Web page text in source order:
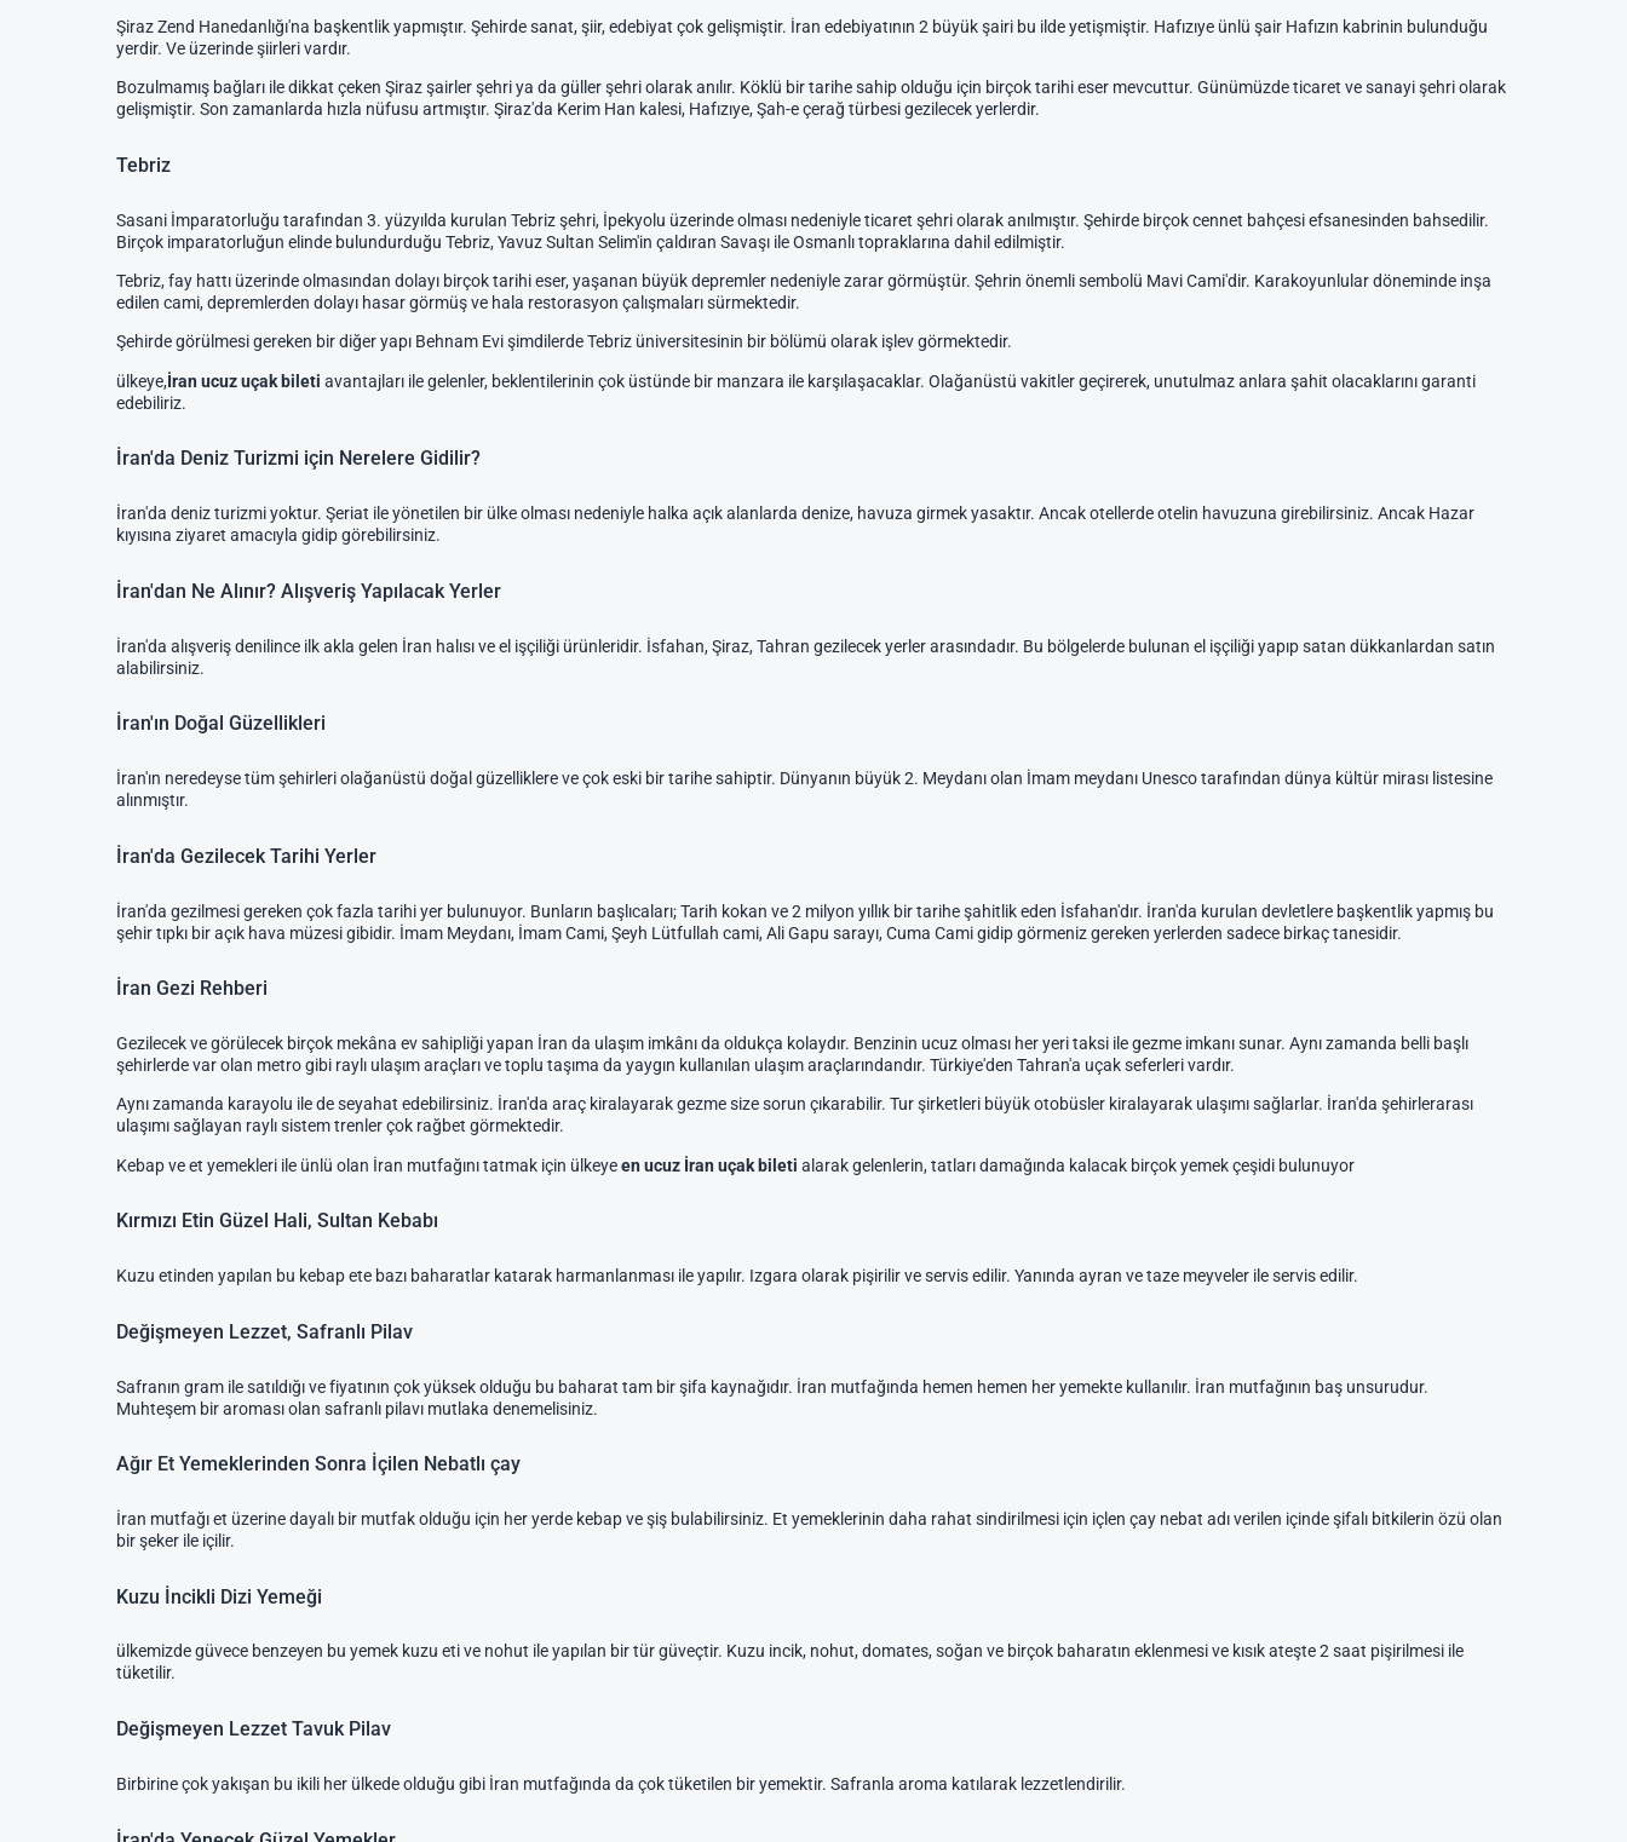
Şiraz Zend Hanedanlığı'na başkentlik yapmıştır. Şehirde sanat, şiir, edebiyat çok gelişmiştir. İran edebiyatının 2 büyük şairi bu ilde yetişmiştir. Hafızıye ünlü şair Hafızın kabrinin bulunduğu
yerdir. Ve üzerinde şiirleri vardır.
Bozulmamış bağları ile dikkat çeken Şiraz şairler şehri ya da güller şehri olarak anılır. Köklü bir tarihe sahip olduğu için birçok tarihi eser mevcuttur. Günümüzde ticaret ve sanayi şehri olarak
gelişmiştir. Son zamanlarda hızla nüfusu artmıştır. Şiraz'da Kerim Han kalesi, Hafızıye, Şah-e çerağ türbesi gezilecek yerlerdir.
Tebriz
Sasani İmparatorluğu tarafından 3. yüzyılda kurulan Tebriz şehri, İpekyolu üzerinde olması nedeniyle ticaret şehri olarak anılmıştır. Şehirde birçok cennet bahçesi efsanesinden bahsedilir.
Birçok imparatorluğun elinde bulundurduğu Tebriz, Yavuz Sultan Selim'in çaldıran Savaşı ile Osmanlı topraklarına dahil edilmiştir.
Tebriz, fay hattı üzerinde olmasından dolayı birçok tarihi eser, yaşanan büyük depremler nedeniyle zarar görmüştür. Şehrin önemli sembolü Mavi Cami'dir. Karakoyunlular döneminde inşa
edilen cami, depremlerden dolayı hasar görmüş ve hala restorasyon çalışmaları sürmektedir.
Şehirde görülmesi gereken bir diğer yapı Behnam Evi şimdilerde Tebriz üniversitesinin bir bölümü olarak işlev görmektedir.
ülkeye,İran ucuz uçak bileti avantajları ile gelenler, beklentilerinin çok üstünde bir manzara ile karşılaşacaklar. Olağanüstü vakitler geçirerek, unutulmaz anlara şahit olacaklarını garanti
edebiliriz.
İran'da Deniz Turizmi için Nerelere Gidilir?
İran'da deniz turizmi yoktur. Şeriat ile yönetilen bir ülke olması nedeniyle halka açık alanlarda denize, havuza girmek yasaktır. Ancak otellerde otelin havuzuna girebilirsiniz. Ancak Hazar
kıyısına ziyaret amacıyla gidip görebilirsiniz.
İran'dan Ne Alınır? Alışveriş Yapılacak Yerler
İran'da alışveriş denilince ilk akla gelen İran halısı ve el işçiliği ürünleridir. İsfahan, Şiraz, Tahran gezilecek yerler arasındadır. Bu bölgelerde bulunan el işçiliği yapıp satan dükkanlardan satın
alabilirsiniz.
İran'ın Doğal Güzellikleri
İran'ın neredeyse tüm şehirleri olağanüstü doğal güzelliklere ve çok eski bir tarihe sahiptir. Dünyanın büyük 2. Meydanı olan İmam meydanı Unesco tarafından dünya kültür mirası listesine
alınmıştır.
İran'da Gezilecek Tarihi Yerler
İran'da gezilmesi gereken çok fazla tarihi yer bulunuyor. Bunların başlıcaları; Tarih kokan ve 2 milyon yıllık bir tarihe şahitlik eden İsfahan'dır. İran'da kurulan devletlere başkentlik yapmış bu
şehir tıpkı bir açık hava müzesi gibidir. İmam Meydanı, İmam Cami, Şeyh Lütfullah cami, Ali Gapu sarayı, Cuma Cami gidip görmeniz gereken yerlerden sadece birkaç tanesidir.
İran Gezi Rehberi
Gezilecek ve görülecek birçok mekâna ev sahipliği yapan İran da ulaşım imkânı da oldukça kolaydır. Benzinin ucuz olması her yeri taksi ile gezme imkanı sunar. Aynı zamanda belli başlı
şehirlerde var olan metro gibi raylı ulaşım araçları ve toplu taşıma da yaygın kullanılan ulaşım araçlarındandır. Türkiye'den Tahran'a uçak seferleri vardır.
Aynı zamanda karayolu ile de seyahat edebilirsiniz. İran'da araç kiralayarak gezme size sorun çıkarabilir. Tur şirketleri büyük otobüsler kiralayarak ulaşımı sağlarlar. İran'da şehirlerarası
ulaşımı sağlayan raylı sistem trenler çok rağbet görmektedir.
Kebap ve et yemekleri ile ünlü olan İran mutfağını tatmak için ülkeyeen ucuz İran uçak bileti alarak gelenlerin, tatları damağında kalacak birçok yemek çeşidi bulunuyor
Kırmızı Etin Güzel Hali, Sultan Kebabı
Kuzu etinden yapılan bu kebap ete bazı baharatlar katarak harmanlanması ile yapılır. Izgara olarak pişirilir ve servis edilir. Yanında ayran ve taze meyveler ile servis edilir.
Değişmeyen Lezzet, Safranlı Pilav
Safranın gram ile satıldığı ve fiyatının çok yüksek olduğu bu baharat tam bir şifa kaynağıdır. İran mutfağında hemen hemen her yemekte kullanılır. İran mutfağının baş unsurudur.
Muhteşem bir aroması olan safranlı pilavı mutlaka denemelisiniz.
Ağır Et Yemeklerinden Sonra İçilen Nebatlı çay
İran mutfağı et üzerine dayalı bir mutfak olduğu için her yerde kebap ve şiş bulabilirsiniz. Et yemeklerinin daha rahat sindirilmesi için içlen çay nebat adı verilen içinde şifalı bitkilerin özü olan
bir şeker ile içilir.
Kuzu İncikli Dizi Yemeği
ülkemizde güvece benzeyen bu yemek kuzu eti ve nohut ile yapılan bir tür güveçtir. Kuzu incik, nohut, domates, soğan ve birçok baharatın eklenmesi ve kısık ateşte 2 saat pişirilmesi ile
tüketilir.
Değişmeyen Lezzet Tavuk Pilav
Birbirine çok yakışan bu ikili her ülkede olduğu gibi İran mutfağında da çok tüketilen bir yemektir. Safranla aroma katılarak lezzetlendirilir.